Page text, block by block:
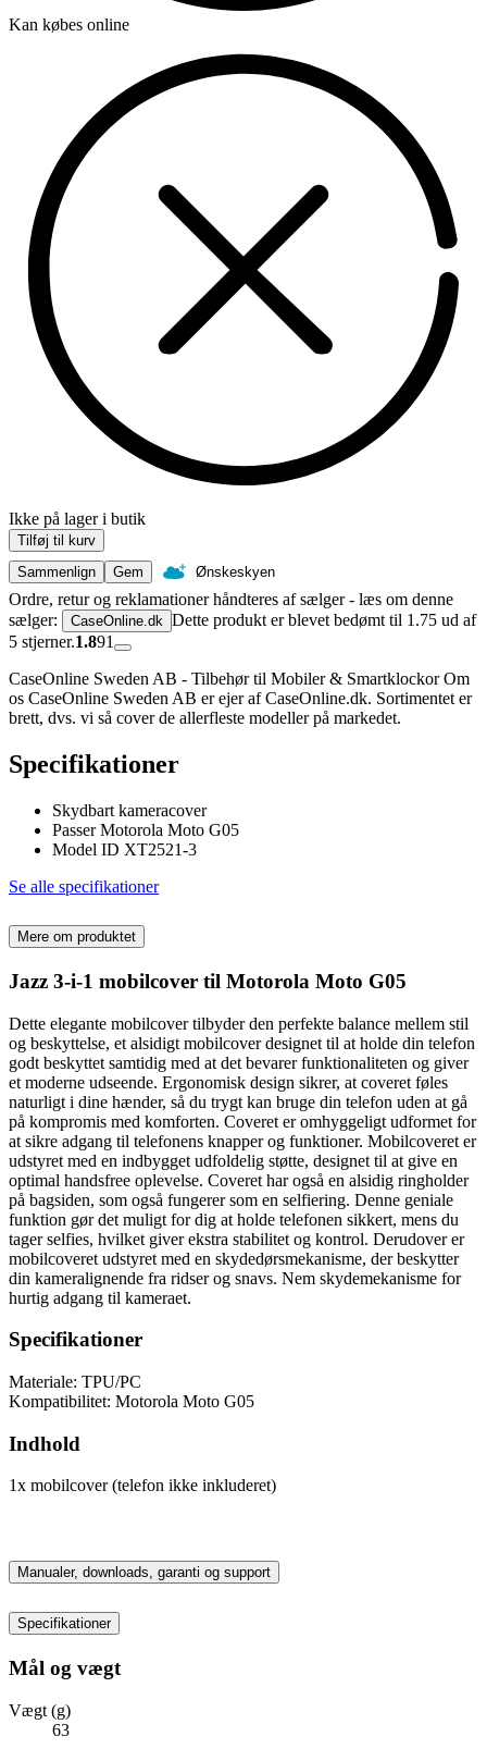
Kan købes online
Ikke på lager i butik
Tilføj til kurv
Sammenlign
Gem Ønskeskyen
Ordre, retur og reklamationer håndteres af sælger - læs om denne
sælger:
CaseOnline.dk Dette produkt er blevet bedømt til 1.75 ud af
5 stjerner.1.891
CaseOnline Sweden AB - Tilbehør til Mobiler & Smartklockor Om
os CaseOnline Sweden AB er ejer af CaseOnline.dk. Sortimentet er
brett, dvs. vi så cover de allerfleste modeller på markedet.
Specifikationer
Skydbart kameracover
Passer Motorola Moto G05
Model ID XT2521-3
Se alle specifikationer
Mere om produktet
Jazz 3-i-1 mobilcover til Motorola Moto G05
Dette elegante mobilcover tilbyder den perfekte balance mellem stil
og beskyttelse, et alsidigt mobilcover designet til at holde din telefon
godt beskyttet samtidig med at det bevarer funktionaliteten og giver
et moderne udseende. Ergonomisk design sikrer, at coveret føles
naturligt i dine hænder, så du trygt kan bruge din telefon uden at gå
på kompromis med komforten. Coveret er omhyggeligt udformet for
at sikre adgang til telefonens knapper og funktioner. Mobilcoveret er
udstyret med en indbygget udfoldelig støtte, designet til at give en
optimal handsfree oplevelse. Coveret har også en alsidig ringholder
på bagsiden, som også fungerer som en selfiering. Denne geniale
funktion gør det muligt for dig at holde telefonen sikkert, mens du
tager selfies, hvilket giver ekstra stabilitet og kontrol. Derudover er
mobilcoveret udstyret med en skydedørsmekanisme, der beskytter
din kameralignende fra ridser og snavs. Nem skydemekanisme for
hurtig adgang til kameraet.
Specifikationer
Materiale: TPU/PC
Kompatibilitet: Motorola Moto G05
Indhold
1x mobilcover (telefon ikke inkluderet)
Manualer, downloads, garanti og support
Specifikationer
Mål og vægt
Vægt (g)
63